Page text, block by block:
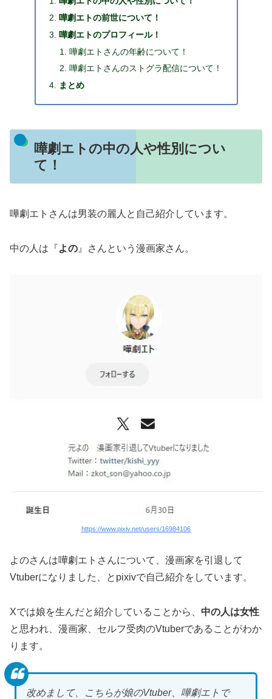
嘩劇エトの前世について！
嘩劇エトのプロフィール！
嘩劇エトさんの年齢について！
嘩劇エトさんのストグラ配信について！
まとめ
嘩劇エトの中の人や性別につい
て！
嘩劇エトさんは男装の麗人と自己紹介しています。
中の人は『よの 』さんという漫画家さん。
https://www.pixiv.net/users/16984106
よのさんは嘩劇エトさんについて、漫画家を引退して
Vtuberになりました、とpixivで自己紹介をしています。
Xでは娘を生んだと紹介していることから、 中の人は女性
と思われ、漫画家、セルフ受肉のVtuberであることがわか
ります。
改めまして、こちらが娘のVtuber、嘩劇エトで